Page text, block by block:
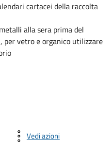
cartacei della raccolta
alla sera prima del
per vetro e organico utilizzare
Vedi azioni